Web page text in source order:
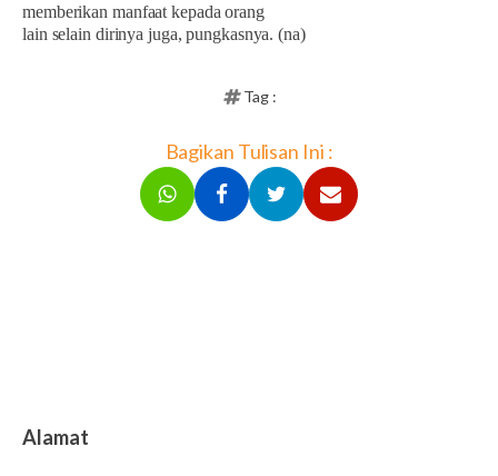
memberikan manfaat kepada orang
lain selain dirinya juga, pungkasnya. (na)
Tag :
Bagikan Tulisan Ini :
Alamat